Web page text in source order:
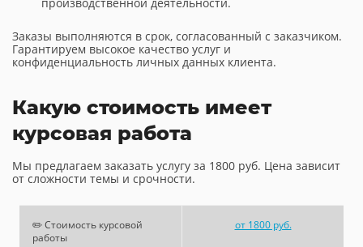
Заказы выполняются в срок, согласованный с заказчиком.
Гарантируем высокое качество услуг и
конфиденциальность личных данных клиента.
Какую стоимость имеет
курсовая работа
Мы предлагаем заказать услугу за 1800 руб. Цена зависит
от сложности темы и срочности.
✏️ Стоимость курсовой
работы
от 1800 руб.